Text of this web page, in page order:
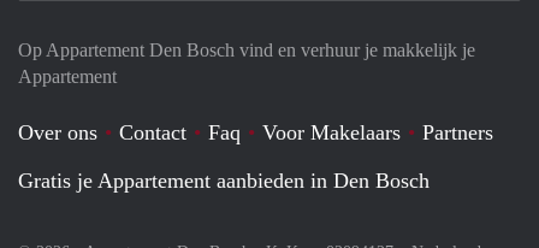
Op Appartement Den Bosch vind en verhuur je makkelijk je
Appartement
Over ons Contact Faq Voor Makelaars
Partners
Gratis je Appartement aanbieden in Den Bosch